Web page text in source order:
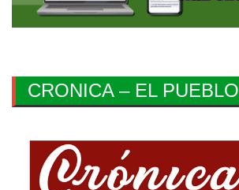
CRONICA – EL PUEBLO